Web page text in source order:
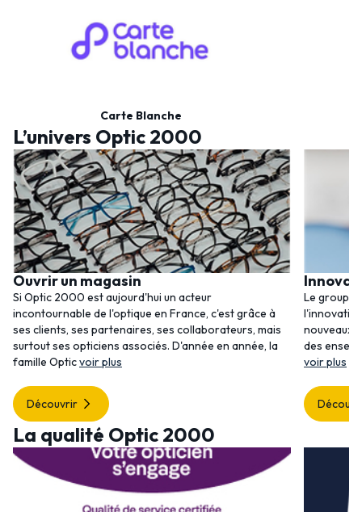
Carte Blanche
L’univers Optic 2000
Ouvrir un magasin
Si Optic 2000 est aujourd'hui un acteur
incontournable de l'optique en France, c'est grâce à
ses clients, ses partenaires, ses collaborateurs, mais
surtout ses opticiens associés. D'année en année, la
famille Opticvoir plus
Découvrir
Le
nouveaux
des
voir plus
La qualité Optic 2000